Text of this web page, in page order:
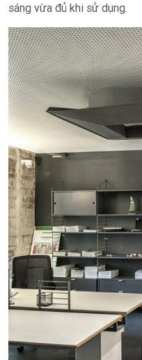
sáng vừa đủ khi sử dụng.